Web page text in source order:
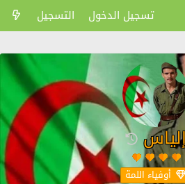
تسجيل الدخول التسجيل
أوفياء اللمة